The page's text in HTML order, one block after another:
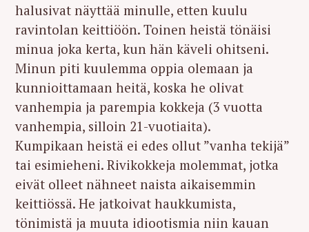
halusivat näyttää minulle, etten kuulu
ravintolan keittiöön. Toinen heistä tönäisi
minua joka kerta, kun hän käveli ohitseni.
Minun piti kuulemma oppia olemaan ja
kunnioittamaan heitä, koska he olivat
vanhempia ja parempia kokkeja (3 vuotta
vanhempia, silloin 21-vuotiaita).
Kumpikaan heistä ei edes ollut ”vanha tekijä”
tai esimieheni. Rivikokkeja molemmat, jotka
eivät olleet nähneet naista aikaisemmin
keittiössä. He jatkoivat haukkumista,
tönimistä ja muuta idiootismia niin kauan